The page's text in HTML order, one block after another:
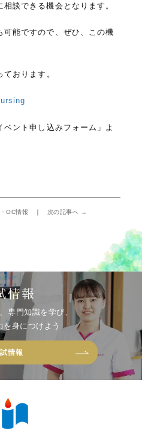
談できる機会となります。
可能ですので、ぜひ、この機
おります。
ント申し込みフォーム」よ
OC情報 次の記事へ →
情報
専門知識を学び、
を身につけよう
情報